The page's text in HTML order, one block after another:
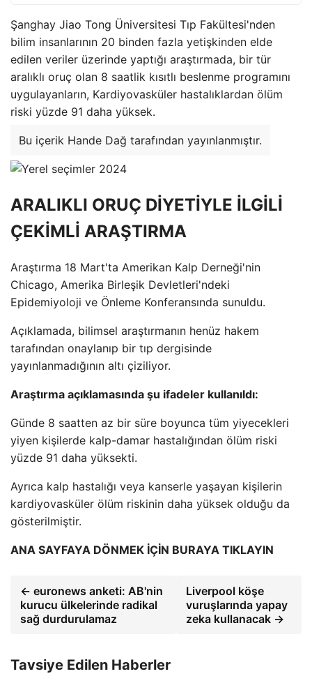
Şanghay Jiao Tong Üniversitesi Tıp Fakültesi'nden
bilim insanlarının 20 binden fazla yetişkinden elde
edilen veriler üzerinde yaptığı araştırmada, bir tür
aralıklı oruç olan 8 saatlik kısıtlı beslenme programını
uygulayanların, Kardiyovasküler hastalıklardan ölüm
riski yüzde 91 daha yüksek.
Bu içerik Hande Dağ tarafından yayınlanmıştır.
ARALIKLI ORUÇ DİYETİYLE İLGİLİ
ÇEKİMLİ ARAŞTIRMA
Araştırma 18 Mart'ta Amerikan Kalp Derneği'nin
Chicago, Amerika Birleşik Devletleri'ndeki
Epidemiyoloji ve Önleme Konferansında sunuldu.
Açıklamada, bilimsel araştırmanın henüz hakem
tarafından onaylanıp bir tıp dergisinde
yayınlanmadığının altı çiziliyor.
Araştırma açıklamasında şu ifadeler kullanıldı:
Günde 8 saatten az bir süre boyunca tüm yiyecekleri
yiyen kişilerde kalp-damar hastalığından ölüm riski
yüzde 91 daha yüksekti.
Ayrıca kalp hastalığı veya kanserle yaşayan kişilerin
kardiyovasküler ölüm riskinin daha yüksek olduğu da
gösterilmiştir.
ANA SAYFAYA DÖNMEK İÇİN BURAYA TIKLAYIN
← euronews anketi: AB'nin
kurucu ülkelerinde radikal
sağ durdurulamaz
Liverpool köşe
vuruşlarında yapay
zeka kullanacak →
Tavsiye Edilen Haberler